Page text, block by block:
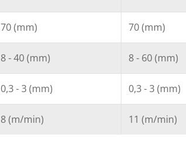
70 (mm) 70 (mm)
8 - 40 (mm) 8 - 60 (mm)
0,3 - 3 (mm) 0,3 - 3 (mm)
8 (m/min) 11 (m/min)